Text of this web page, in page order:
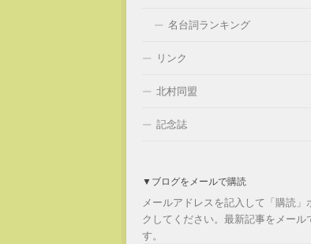
名台詞ランキング
リンク
北村同盟
記念誌
▼ブログをメールで購読
メールアドレスを記入して「購読」
クしてください。最新記事をメール
す。